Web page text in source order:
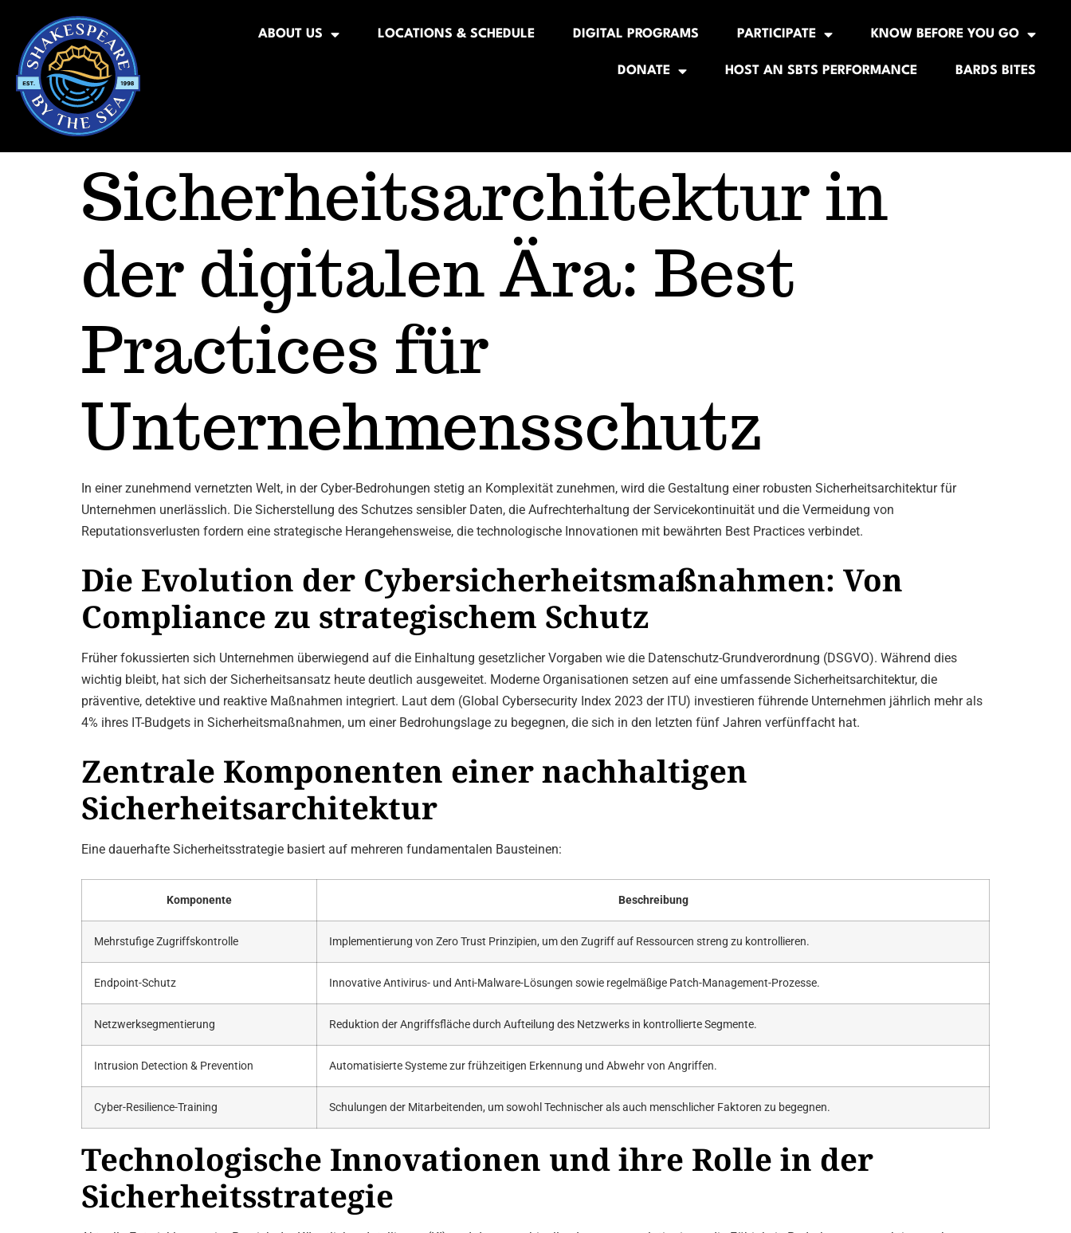
ABOUT US LOCATIONS & SCHEDULE DIGITAL PROGRAMS PARTICIPATE KNOW BEFORE YOU GO
DONATE HOST AN SBTS PERFORMANCE BARDS BITES
Sicherheitsarchitektur in
der digitalen Ära: Best
Practices für
Unternehmensschutz
In einer zunehmend vernetzten Welt, in der Cyber-Bedrohungen stetig an Komplexität zunehmen, wird die Gestaltung einer robusten Sicherheitsarchitektur für
Unternehmen unerlässlich. Die Sicherstellung des Schutzes sensibler Daten, die Aufrechterhaltung der Servicekontinuität und die Vermeidung von
Reputationsverlusten fordern eine strategische Herangehensweise, die technologische Innovationen mit bewährten Best Practices verbindet.
Die Evolution der Cybersicherheitsmaßnahmen: Von
Compliance zu strategischem Schutz
Früher fokussierten sich Unternehmen überwiegend auf die Einhaltung gesetzlicher Vorgaben wie die Datenschutz-Grundverordnung (DSGVO). Während dies
wichtig bleibt, hat sich der Sicherheitsansatz heute deutlich ausgeweitet. Moderne Organisationen setzen auf eine umfassende Sicherheitsarchitektur, die
präventive, detektive und reaktive Maßnahmen integriert. Laut dem (Global Cybersecurity Index 2023 der ITU) investieren führende Unternehmen jährlich mehr als
4% ihres IT-Budgets in Sicherheitsmaßnahmen, um einer Bedrohungslage zu begegnen, die sich in den letzten fünf Jahren verfünffacht hat.
Zentrale Komponenten einer nachhaltigen
Sicherheitsarchitektur
Eine dauerhafte Sicherheitsstrategie basiert auf mehreren fundamentalen Bausteinen:
Komponente Beschreibung
Mehrstufige Zugriffskontrolle Implementierung von Zero Trust Prinzipien, um den Zugriff auf Ressourcen streng zu kontrollieren.
Endpoint-Schutz Innovative Antivirus- und Anti-Malware-Lösungen sowie regelmäßige Patch-Management-Prozesse.
Netzwerksegmentierung Reduktion der Angriffsfläche durch Aufteilung des Netzwerks in kontrollierte Segmente.
Intrusion Detection & Prevention Automatisierte Systeme zur frühzeitigen Erkennung und Abwehr von Angriffen.
Cyber-Resilience-Training Schulungen der Mitarbeitenden, um sowohl Technischer als auch menschlicher Faktoren zu begegnen.
Technologische Innovationen und ihre Rolle in der
Sicherheitsstrategie